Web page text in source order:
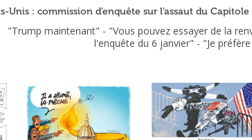
Unis : commission d’enquête sur l’assaut du
"Trump maintenant" - "Vous pouvez essayer de la
l'enquête du 6 janvier" - "Je